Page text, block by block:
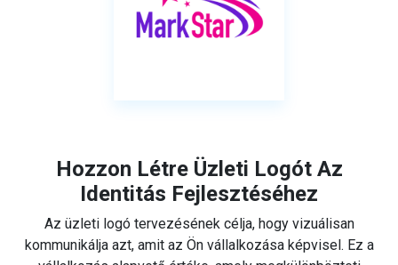
Hozzon Létre Üzleti Logót Az
Identitás Fejlesztéséhez
Az üzleti logó tervezésének célja, hogy vizuálisan
kommunikálja azt, amit az Ön vállalkozása képvisel. Ez a